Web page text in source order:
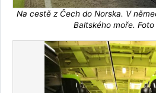
Na cestě z Čech do Norska. V
Baltského moře.